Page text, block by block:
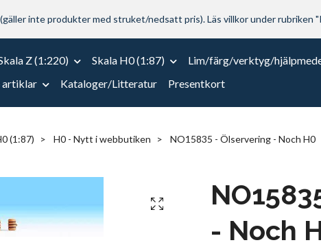
inte produkter med struket/nedsatt pris). Läs villkor under rubriken
Z (1:220) Skala H0 (1:87)
Lim/färg/verktyg/
artiklar
Kataloger/Litteratur Presentkort
(1:87) H0 - Nytt i webbutiken NO15835 - Ölservering - Noch H0
- Noch